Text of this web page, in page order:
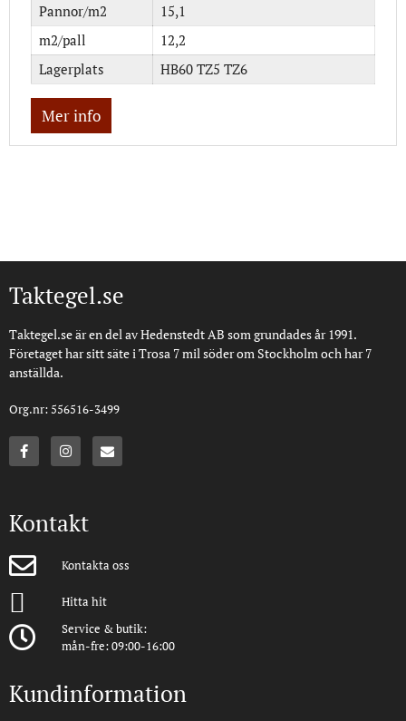
Pannor/m2
15,1
m2/pall
12,2
Lagerplats
HB60 TZ5 TZ6
Mer info
Taktegel.se
Taktegel.se är en del av Hedenstedt AB som grundades år 1991.
Företaget har sitt säte i Trosa 7 mil söder om Stockholm och har 7
anställda.
Org.nr: 556516-3499
Kontakt
Kontakta oss
Hitta hit
Service & butik:
mån-fre: 09:00-16:00
Kundinformation